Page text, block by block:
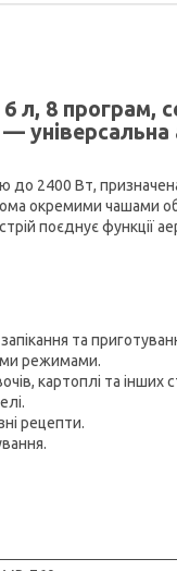
л, 8 програм,
—
до 2400 Вт,
окремими чашами
поєднує функції
та
режимами.
картоплі та інших
рецепти.